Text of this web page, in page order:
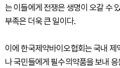
는 이들에게 전쟁은 생명이 오갈 수
부족은 더욱 큰 일이다.
이에 한국제약바이오협회는 국내 제
나 국민들에게 필수의약품을 보내 응